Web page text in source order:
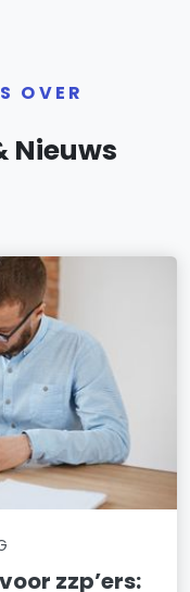
OVER
Nieuws
zzp’ers: